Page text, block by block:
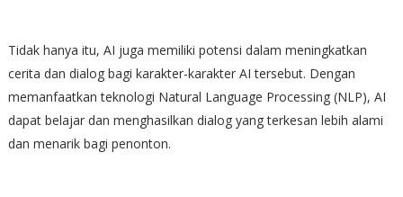
Tidak hanya itu, AI juga memiliki potensi dalam meningkatkan
cerita dan dialog bagi karakter-karakter AI tersebut. Dengan
memanfaatkan teknologi Natural Language Processing (NLP), AI
dapat belajar dan menghasilkan dialog yang terkesan lebih alami
dan menarik bagi penonton.